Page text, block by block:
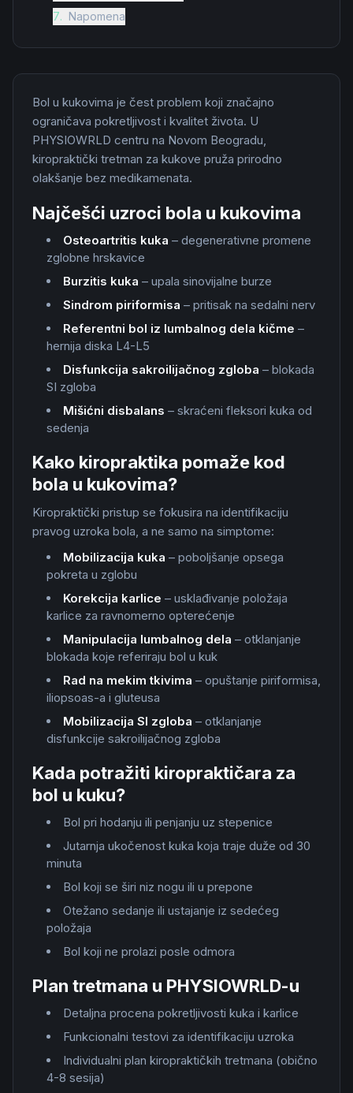
7. Napomena
Bol u kukovima je čest problem koji značajno
ograničava pokretljivost i kvalitet života. U
PHYSIOWRLD centru na Novom Beogradu,
kiropraktički tretman za kukove pruža prirodno
olakšanje bez medikamenata.
Najčešći uzroci bola u kukovima
Osteoartritis kuka – degenerativne promene
zglobne hrskavice
Burzitis kuka – upala sinovijalne burze
Sindrom piriformisa – pritisak na sedalni nerv
Referentni bol iz lumbalnog dela kičme –
hernija diska L4-L5
Disfunkcija sakroilijačnog zgloba – blokada
SI zgloba
Mišićni disbalans – skraćeni fleksori kuka od
sedenja
Kako kiropraktika pomaže kod
bola u kukovima?
Kiropraktički pristup se fokusira na identifikaciju
pravog uzroka bola, a ne samo na simptome:
Mobilizacija kuka – poboljšanje opsega
pokreta u zglobu
Korekcija karlice – usklađivanje položaja
karlice za ravnomerno opterećenje
Manipulacija lumbalnog dela – otklanjanje
blokada koje referiraju bol u kuk
Rad na mekim tkivima – opuštanje piriformisa,
iliopsoas-a i gluteusa
Mobilizacija SI zgloba – otklanjanje
disfunkcije sakroilijačnog zgloba
Kada potražiti kiropraktičara za
bol u kuku?
Bol pri hodanju ili penjanju uz stepenice
Jutarnja ukočenost kuka koja traje duže od 30
minuta
Bol koji se širi niz nogu ili u prepone
Otežano sedanje ili ustajanje iz sedećeg
položaja
Bol koji ne prolazi posle odmora
Plan tretmana u PHYSIOWRLD-u
Detaljna procena pokretljivosti kuka i karlice
Funkcionalni testovi za identifikaciju uzroka
Individualni plan kiropraktičkih tretmana (obično
4-8 sesija)